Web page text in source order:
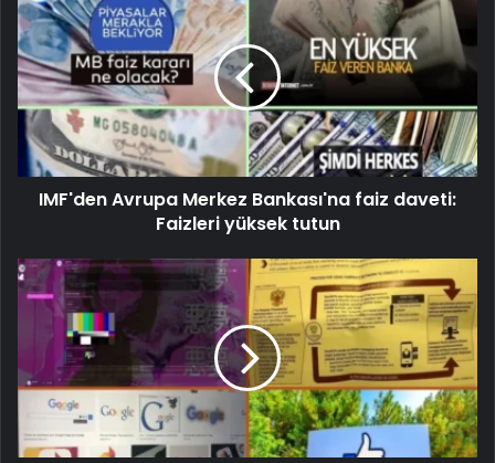
IMF'den Avrupa Merkez Bankası'na faiz daveti:
Faizleri yüksek tutun